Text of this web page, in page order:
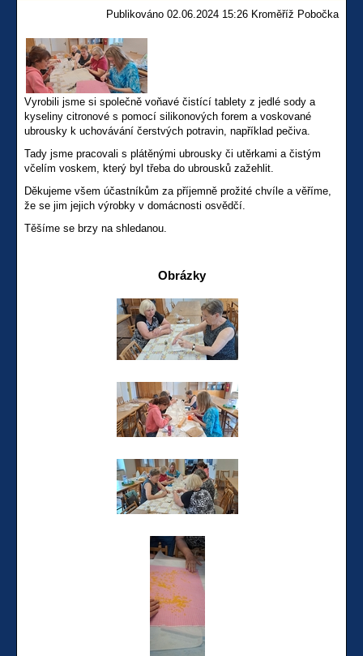
Publikováno 02.06.2024 15:26 Kroměříž Pobočka
Vyrobili jsme si společně voňavé čistící tablety z jedlé sody a
kyseliny citronové s pomocí silikonových forem a voskované
ubrousky k uchovávání čerstvých potravin, například pečiva.
Tady jsme pracovali s plátěnými ubrousky či utěrkami a čistým
včelím voskem, který byl třeba do ubrousků zažehlit.
Děkujeme všem účastníkům za příjemně prožité chvíle a věříme,
že se jim jejich výrobky v domácnosti osvědčí.
Těšíme se brzy na shledanou.
Obrázky